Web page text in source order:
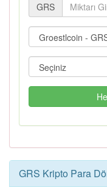
GRS
GRS Kripto Para